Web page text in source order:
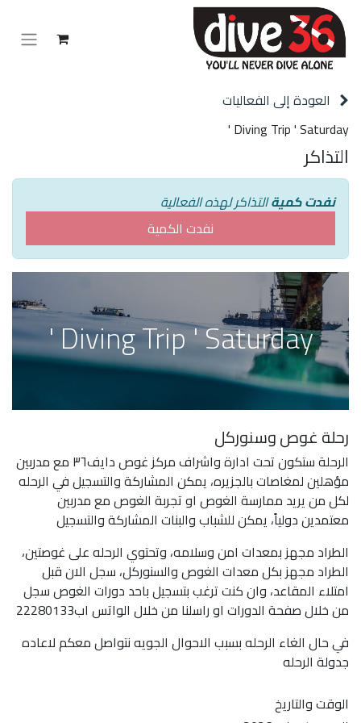
العودة إلى الفعاليات
Diving Trip ' Saturday '
التذاكر
نفدت كميةالتذاكر لهذه الفعالية
نفدت الكمية
Diving Trip ' Saturday '
رحلة غوص وسنوركل
الرحلة ستكون تحت ادارة واشراف مركز غوص دايف٣٦ مع مدربين
مؤهلين لمغاصات بالجزيره، يمكن المشاركة والتسجيل في الرحله
لكل من يريد ممارسة الغوص او تجربة الغوص مع مدربين
معتمدين دولياً، يمكن للشباب والبنات المشاركة والتسجيل
الطراد مجهز بمعدات امن وسلامه، وتحتوي الرحله على غوصتين،
الطراد مجهز بكل معدات الغوص والسنوركل، سجل الان قبل
امتلاء المقاعد، وان كنت ترغب بتسجيل باحد دورات الغوص سجل
من خلال صفحة الدورات او راسلنا من خلال الواتس اب22280133
في حال الغاء الرحله بسبب الاحوال الجويه نتواصل معكم لاعاده
جدولة الرحله
الوقت والتاريخ